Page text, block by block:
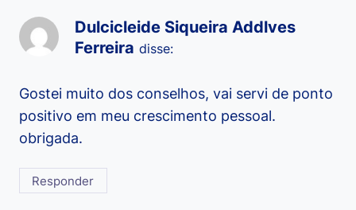
Dulcicleide Siqueira Addlves
Ferreira disse:
Gostei muito dos conselhos, vai servi de ponto
positivo em meu crescimento pessoal.
obrigada.
Responder